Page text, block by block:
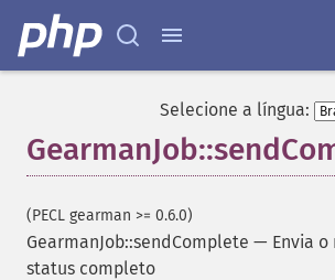
Selecione a língua:
(PECL gearman >= 0.6.0)
GearmanJob::sendComplete — Envia
status completo